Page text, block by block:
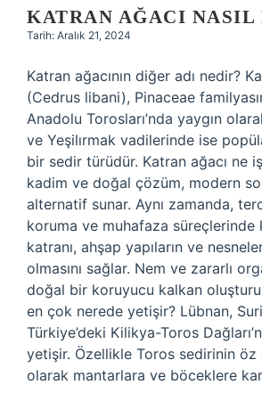
KATRAN AĞACI NASIL
Tarih: Aralık 21, 2024
Katran ağacının diğer adı nedir?
(Cedrus libani), Pinaceae
Anadolu Torosları’nda yaygın
ve Yeşilırmak vadilerinde ise
bir sedir türüdür. Katran ağacı ne
kadim ve doğal çözüm, modern
alternatif sunar. Aynı zamanda,
koruma ve muhafaza süreçlerinde
katranı, ahşap yapıların ve
olmasını sağlar. Nem ve zararlı
doğal bir koruyucu kalkan
en çok nerede yetişir? Lübnan,
Türkiye’deki Kilikya-Toros
yetişir. Özellikle Toros sedirinin
olarak mantarlara ve böceklere